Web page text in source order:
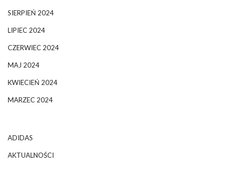
SIERPIEŃ 2024
LIPIEC 2024
CZERWIEC 2024
MAJ 2024
KWIECIEŃ 2024
MARZEC 2024
ADIDAS
AKTUALNOŚCI